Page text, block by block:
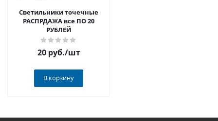
Светильники точечные
РАСПРДАЖА все ПО 20
РУБЛЕЙ
20 руб./шт
В корзину